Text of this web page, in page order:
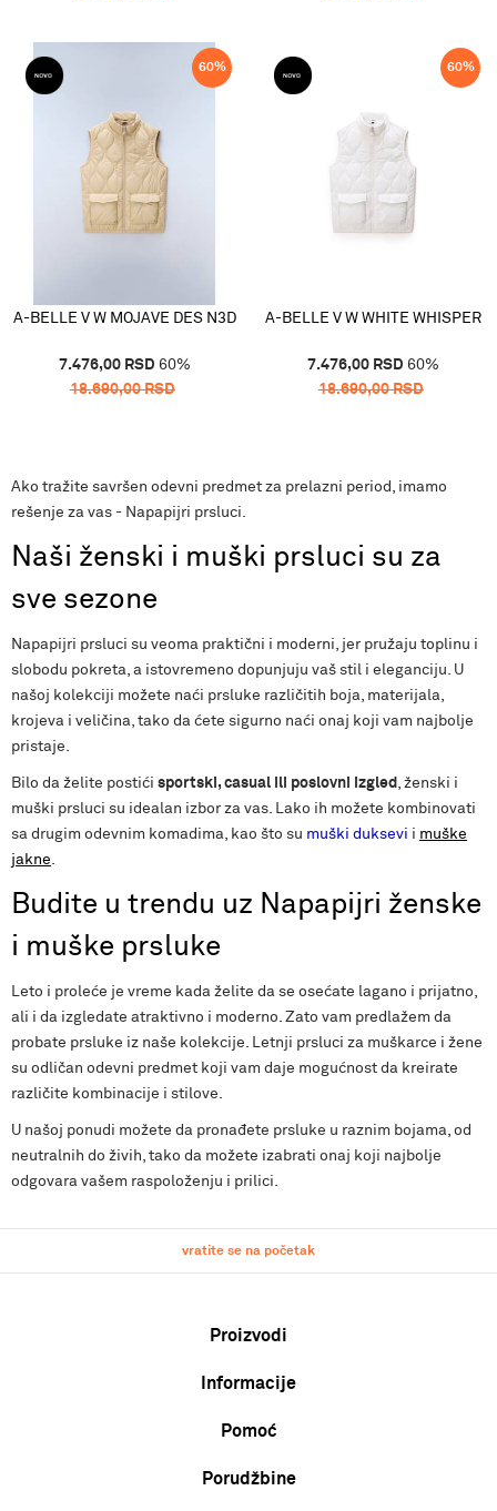
60%
A-BELLE V W MOJAVE DES N3D
7.476,00 RSD 60%
18.690,00RSD
60%
A-BELLE V W WHITE WHISPER
7.476,00 RSD 60%
18.690,00RSD
Ako tražite savršen odevni predmet za prelazni period, imamo
rešenje za vas - Napapijri prsluci.
Naši ženski i muški prsluci su za
sve sezone
Napapijri prsluci su veoma praktični i moderni, jer pružaju toplinu i
slobodu pokreta, a istovremeno dopunjuju vaš stil i eleganciju. U
našoj kolekciji možete naći prsluke različitih boja, materijala,
krojeva i veličina, tako da ćete sigurno naći onaj koji vam najbolje
pristaje.
Bilo da želite postići sportski, casual ili poslovni izgled , ženski i
muški prsluci su idealan izbor za vas. Lako ih možete kombinovati
sa drugim odevnim komadima, kao što su muški duksevi i muške
jakne.
Budite u trendu uz Napapijri ženske
i muške prsluke
Leto i proleće je vreme kada želite da se osećate lagano i prijatno,
ali i da izgledate atraktivno i moderno. Zato vam predlažem da
probate prsluke iz naše kolekcije. Letnji prsluci za muškarce i žene
su odličan odevni predmet koji vam daje mogućnost da kreirate
različite kombinacije i stilove.
U našoj ponudi možete da pronađete prsluke u raznim bojama, od
neutralnih do živih, tako da možete izabrati onaj koji najbolje
odgovara vašem raspoloženju i prilici.
vratite se na početak
Proizvodi
Muškarci
Žene
Deca
Informacije
O nama
Zaposlenje
Pomoć
Uslovi korišćenja i prodaje
Porudžbine